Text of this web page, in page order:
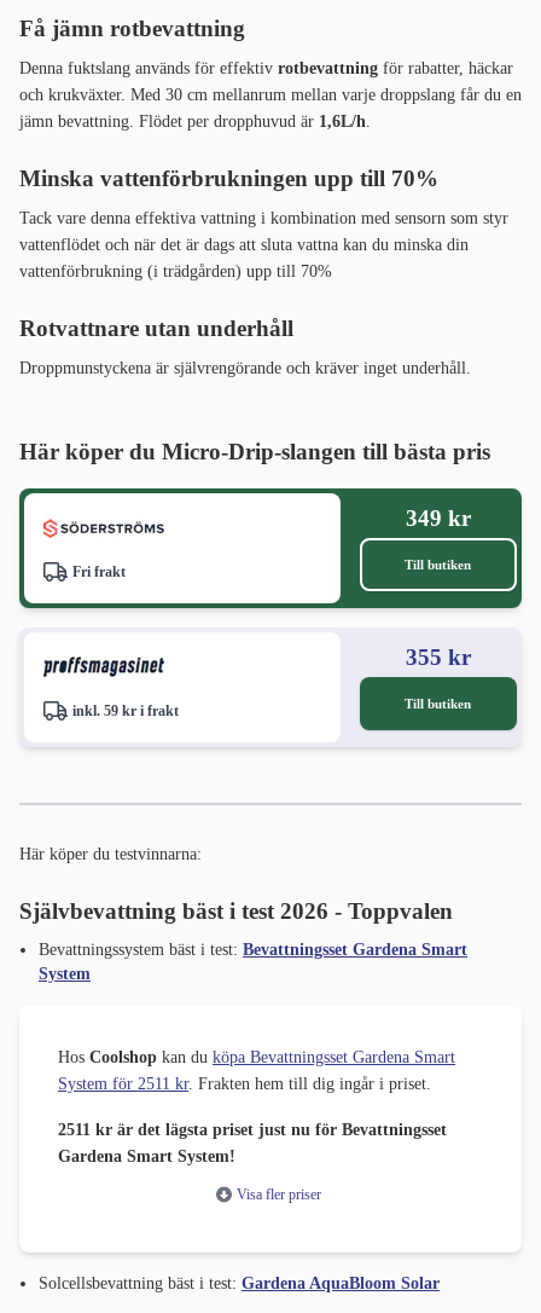
Få jämn rotbevattning
Denna fuktslang används för effektiv rotbevattning för rabatter, häckar
och krukväxter. Med 30 cm mellanrum mellan varje droppslang får du en
jämn bevattning. Flödet per dropphuvud är 1,6L/h
Minska vattenförbrukningen upp till 70%
Tack vare denna effektiva vattning i kombination med sensorn som styr
vattenflödet och när det är dags att sluta vattna kan du minska din
vattenförbrukning (i trädgården) upp till 70%
Rotvattnare utan underhåll
Droppmunstyckena är självrengörande och kräver inget underhåll.
Här köper du Micro-Drip-slangen till bästa pris
Fri frakt
349 kr
Till butiken
inkl. 59 kr i frakt
355 kr
Till butiken
Här köper du testvinnarna:
Självbevattning bäst i test 2026 - Toppvalen
Bevattningssystem bäst i test: Bevattningsset Gardena Smart
System
Hos Coolshop kan du köpa Bevattningsset Gardena Smart
System för 2511 kr. Frakten hem till dig ingår i priset.
2511 kr är det lägsta priset just nu för Bevattningsset
Gardena Smart System!
Visa fler priser
Solcellsbevattning bäst i test: Gardena AquaBloom Solar